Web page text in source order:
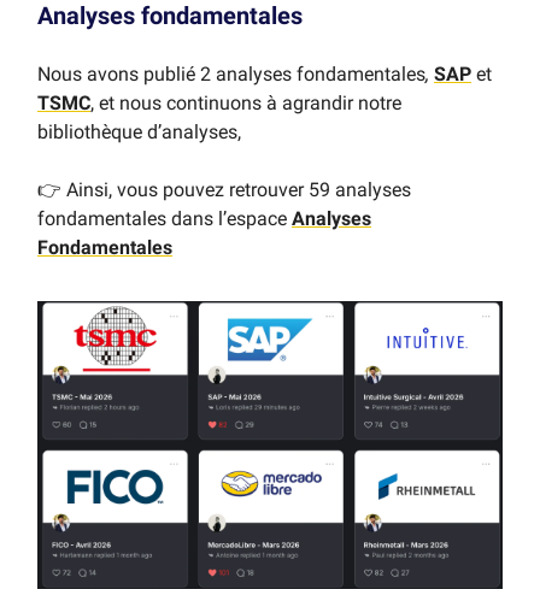
Analyses fondamentales
Nous avons publié 2 analyses fondamentales, SAP et
TSMC, et nous continuons à agrandir notre
bibliothèque d’analyses,
👉 Ainsi, vous pouvez retrouver 59 analyses
fondamentales dans l’espace Analyses
Fondamentales